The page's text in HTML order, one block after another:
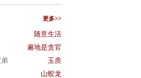
更多>>
随意生活
遍地是贪官
玉质
山蛟龙